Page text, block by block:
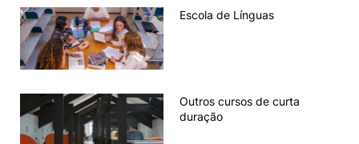
Elogio / Sugestão / Reclamação
Escola de Línguas
Outros cursos de curta
duração